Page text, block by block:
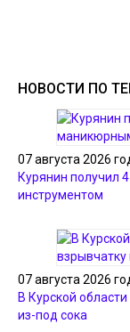
НОВОСТИ ПО
07 августа 2026
Курянин получил
инструментом
07 августа 2026
В Курской
из-под сока